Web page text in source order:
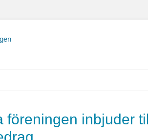
föreningen inbjuder